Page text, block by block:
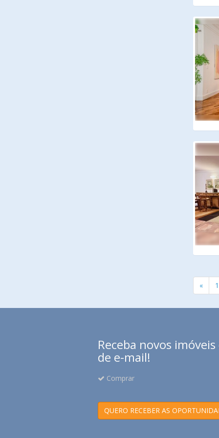
« 1
Receba novos
de e-mail!
Comprar
QUERO RECEBER AS